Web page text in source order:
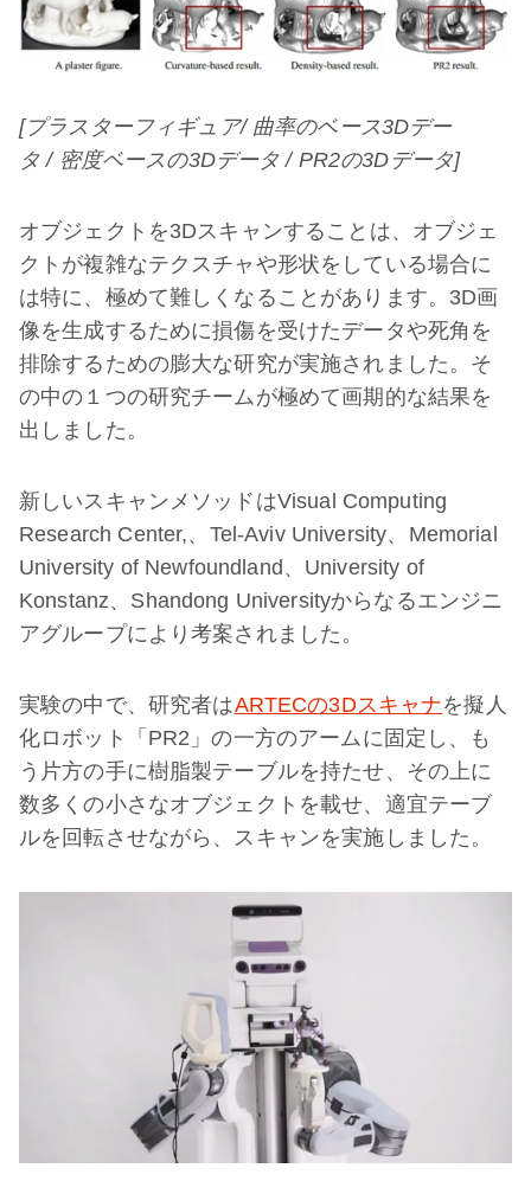
[プラスターフィギュア/ 曲率のベース3Dデー
タ / 密度ベースの3Dデータ / PR2の3D データ]
オブジェクトを3Dスキャンすることは、オブジェ
クトが複雑なテクスチャや形状をしている場合に
は特に、極めて難しくなることがあります。3D画
像を生成するために損傷を受けたデータや死角を
排除するための膨大な研究が実施されました。そ
の中の１つの研究チームが極めて画期的な結果を
出しました。
新しいスキャンメソッドはVisual Computing
Research Center,、Tel-Aviv University、Memorial
University of Newfoundland、University of
Konstanz、Shandong Universityからなるエンジニ
アグループにより考案されました。
実験の中で、研究者はARTECの3Dスキャナを擬人
化ロボット「PR2」の一方のアームに固定し、も
う片方の手に樹脂製テーブルを持たせ、その上に
数多くの小さなオブジェクトを載せ、適宜テーブ
ルを回転させながら、スキャンを実施しました。